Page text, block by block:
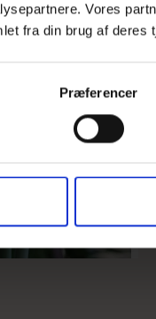
Vores
fra din brug af deres
Præferencer